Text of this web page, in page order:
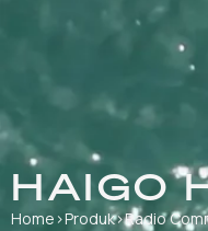
HAIGO
Home ›Produk›Radio